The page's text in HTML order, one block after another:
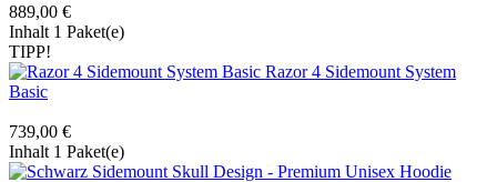
889,00 €
Inhalt 1 Paket(e)
TIPP!
Razor 4 Sidemount System
Basic
739,00 €
Inhalt 1 Paket(e)
Sidemount Skull Design - Premium Unisex Hoodie